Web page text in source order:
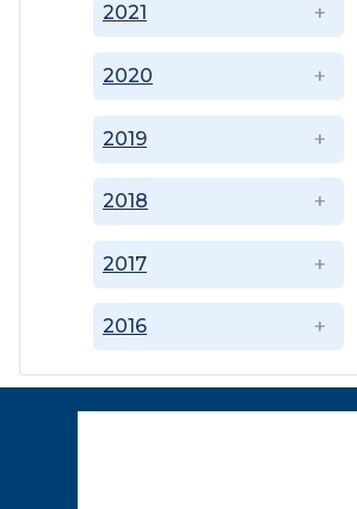
2016
2017
2018
2019
2020
2021